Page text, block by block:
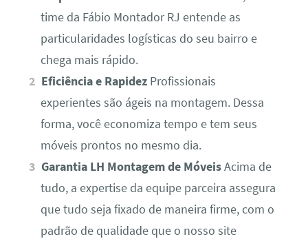
time da Fábio Montador RJ entende as
particularidades logísticas do seu bairro e
chega mais rápido.
Eficiência e Rapidez Profissionais
experientes são ágeis na montagem. Dessa
forma, você economiza tempo e tem seus
móveis prontos no mesmo dia.
Garantia LH Montagem de MóveisAcima de
tudo, a expertise da equipe parceira assegura
que tudo seja fixado de maneira firme, com o
padrão de qualidade que o nosso site